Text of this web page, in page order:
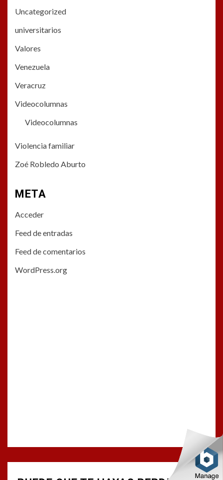
Uncategorized
universitarios
Valores
Venezuela
Veracruz
Videocolumnas
Videocolumnas
Violencia familiar
Zoé Robledo Aburto
META
Acceder
Feed de entradas
Feed de comentarios
WordPress.org